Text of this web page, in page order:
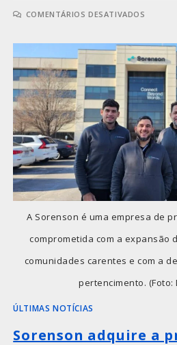
COMENTÁRIOS DESATIVADOS
A Sorenson é uma empresa de
comprometida com a expansão
comunidades carentes e com a
pertencimento. (Foto:
ÚLTIMAS NOTÍCIAS
Sorenson adquire a